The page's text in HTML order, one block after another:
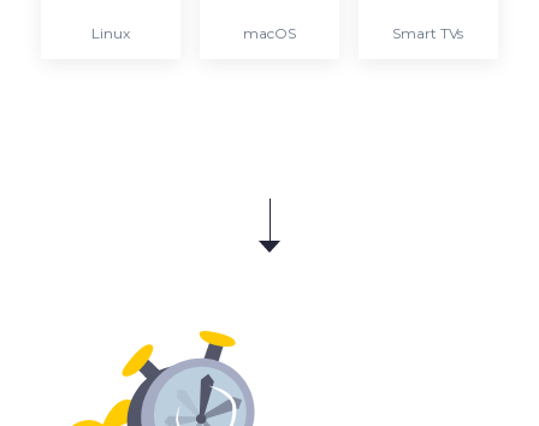
Linux macOS Smart TVs